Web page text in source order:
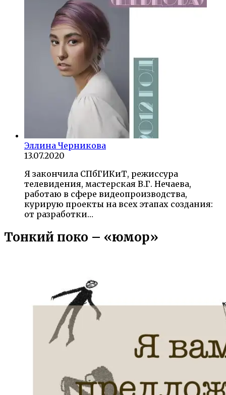
Эллина Черникова
13.07.2020
Я закончила СПбГИКиТ, режиссура
телевидения, мастерская В.Г. Нечаева,
работаю в сфере видеопроизводства,
курирую проекты на всех этапах создания:
от разработки…
Тонкий поко – «юмор»